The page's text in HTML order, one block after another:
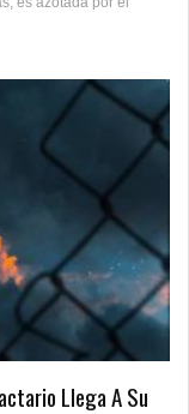
Llega A Su